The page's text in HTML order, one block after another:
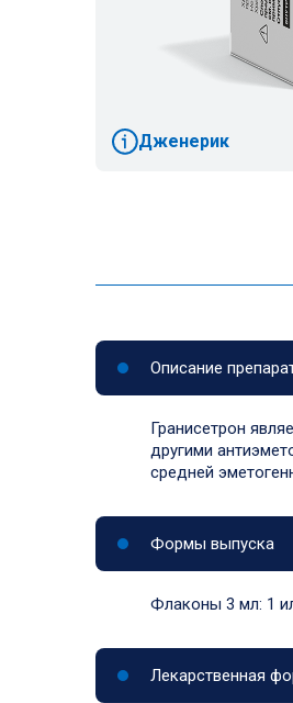
Дженерик
Описание
Гранисетрон
другими
средней
Формы выпуска
Флаконы 3 мл: 1
Лекарственная